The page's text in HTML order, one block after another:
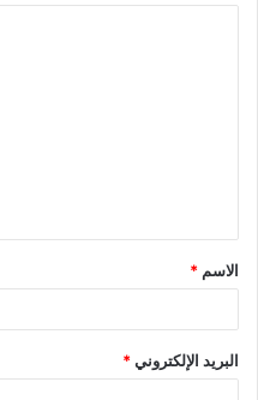
ق
*
الاسم *
البريد الإلكتروني*